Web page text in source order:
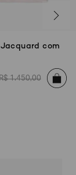
com
1.450,00